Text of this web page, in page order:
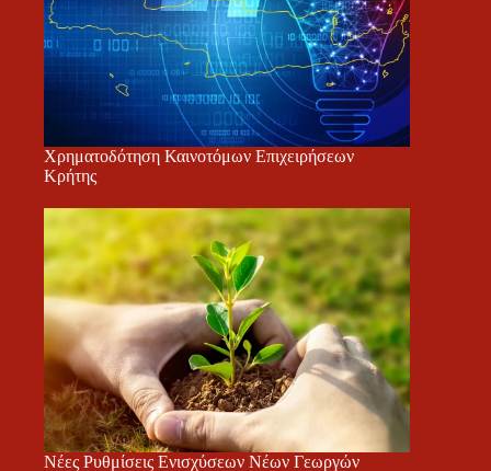
Χρηματοδότηση Καινοτόμων Επιχειρήσεων
Κρήτης
Νέες Ρυθμίσεις Ενισχύσεων Νέων Γεωργών